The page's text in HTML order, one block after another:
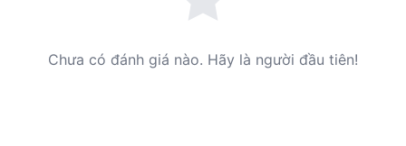
Chưa có đánh giá nào. Hãy là người đầu tiên!